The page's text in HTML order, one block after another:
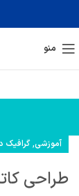
منو
آموزشی,گرافیک
طراحی